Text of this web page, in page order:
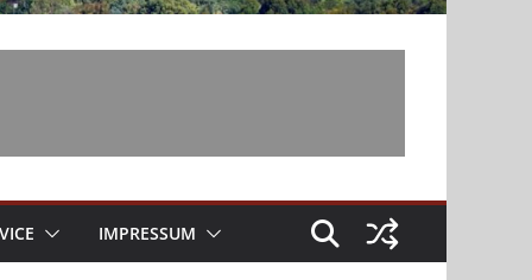
IMPRESSUM